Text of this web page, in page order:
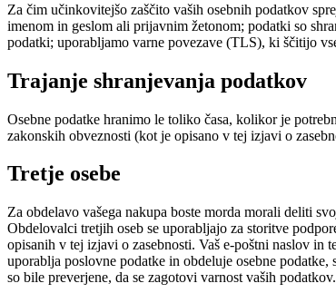
Za čim učinkovitejšo zaščito vaših osebnih podatkov
imenom in geslom ali prijavnim žetonom; podatki so
podatki; uporabljamo varne povezave (TLS), ki ščitijo
Trajanje shranjevanja podatkov
Osebne podatke hranimo le toliko časa, kolikor je
zakonskih obveznosti (kot je opisano v tej izjavi o
Tretje osebe
Za obdelavo vašega nakupa boste morda morali deliti
Obdelovalci tretjih oseb se uporabljajo za storitve
opisanih v tej izjavi o zasebnosti. Vaš e-poštni naslov in
uporablja poslovne podatke in obdeluje osebne podatke,
so bile preverjene, da se zagotovi varnost vaših podatkov.